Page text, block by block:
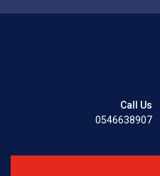
Call Us
0546638907